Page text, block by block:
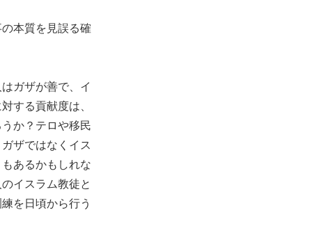
本質を見誤る確
ガザが善で、イ
する貢献度は、
か？テロや移民
ザではなくイス
あるかもしれな
イスラム教徒と
を日頃から行う